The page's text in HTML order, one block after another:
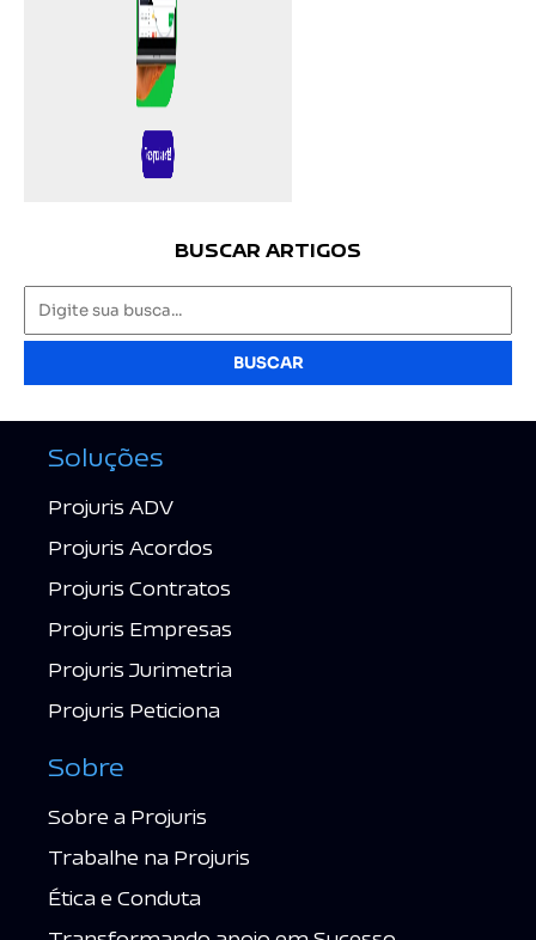
BUSCAR ARTIGOS
BUSCAR
Soluções
Projuris ADV
Projuris Acordos
Projuris Contratos
Projuris Empresas
Projuris Jurimetria
Projuris Peticiona
Sobre
Sobre a Projuris
Trabalhe na Projuris
Ética e Conduta